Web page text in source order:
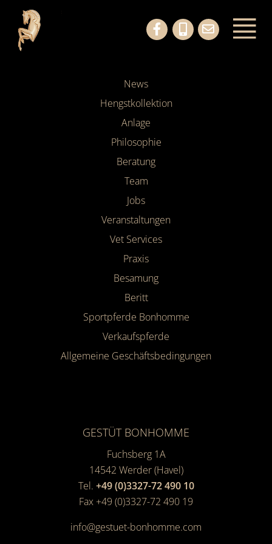
News
Hengstkollektion
Anlage
Philosophie
Beratung
Team
Jobs
Veranstaltungen
Vet Services
Praxis
Besamung
Beritt
Sportpferde Bonhomme
Verkaufspferde
Allgemeine Geschäfts­bedingungen
GESTÜT BONHOMME
Fuchsberg 1A
14542 Werder (Havel)
Tel. +49 (0)3327-72 490 10
Fax +49 (0)3327-72 490 19
info@gestuet-bonhomme.com